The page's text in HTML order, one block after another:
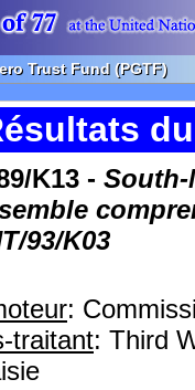
Trust Fund (PGTF)
K13 - South-
93/K03
:
traitant: Third